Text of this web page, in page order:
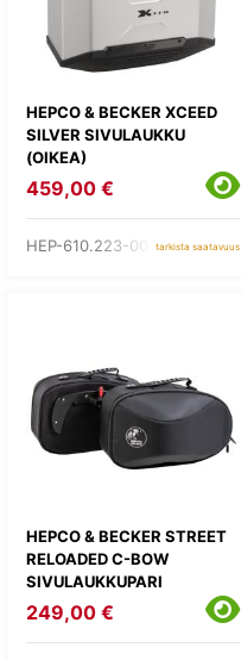
HEPCO & BECKER XCEED
SILVER SIVULAUKKU
(OIKEA)
459,00 €
HEP-610.223-00-09tarkista saatavuus
HEPCO & BECKER STREET
RELOADED C-BOW
SIVULAUKKUPARI
249,00 €